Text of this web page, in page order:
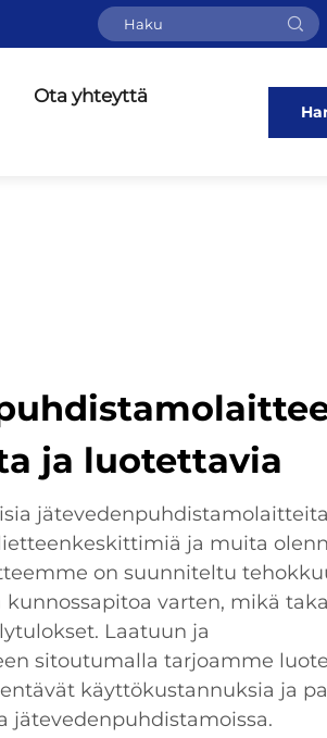
Ota yhteyttä
ja luotettavia
ja muita
on suunniteltu
varten, mikä
Laatuun ja
sitoutumalla tarjoamme
käyttökustannuksia ja
jätevedenpuhdistamoissa.